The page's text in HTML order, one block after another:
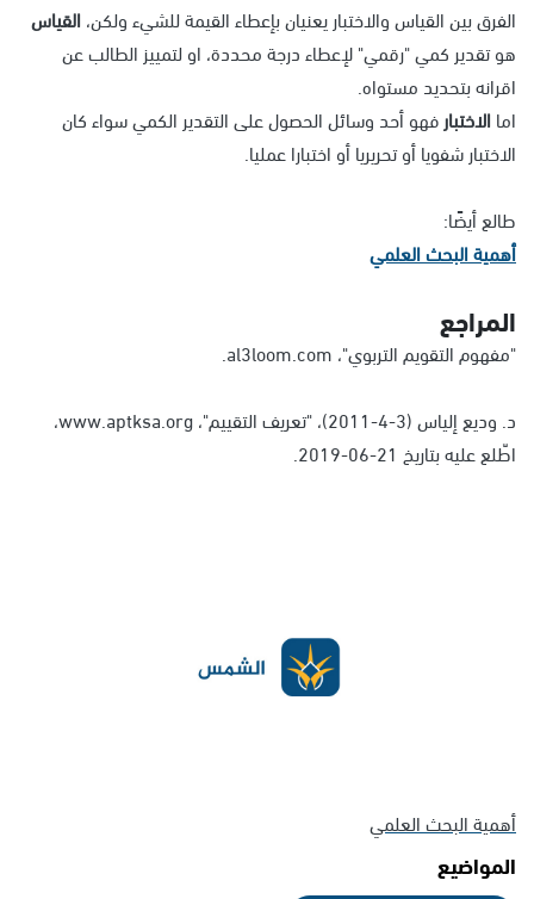
الفرق بين القياس والاختبار يعنيان بإعطاء القيمة للشيء ولكن،القياس
هو تقدير كمي "رقمي" لإعطاء درجة محددة، او لتمييز الطالب عن
اقرانه بتحديد مستواه.
اماالاختبارفهو أحد وسائل الحصول على التقدير الكمي سواء كان
الاختبار شفويا أو تحريريا أو اختبارا عمليا.
طالع أيضًا:
أهمية البحث العلمي
المراجع
"مفهوم التقويم التربوي"، al3loom.com.
د. وديع إلياس (3-4-2011)، "تعريف التقييم"، www.aptksa.org،
اطّلع عليه بتاريخ 21-06-2019.
أهمية البحث العلمي
المواضيع